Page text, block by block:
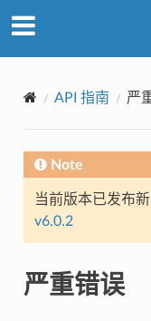
API 指南 严
Note
当前版本已发布
v6.0.2
严重错误